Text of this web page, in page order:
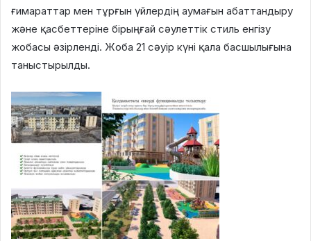
ғимараттар мен тұрғын үйлердің аумағын абаттандыру
және қасбеттеріне бірыңғай сәулеттік стиль енгізу
жобасы әзірленді. Жоба 21 сәуір күні қала басшылығына
таныстырылды.